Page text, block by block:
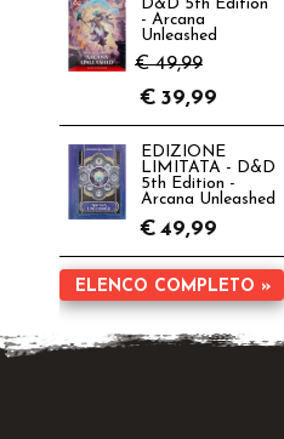
D&D 5th Edition
- Arcana
Unleashed
€ 49,99
€ 39,99
EDIZIONE
LIMITATA - D&D
5th Edition -
Arcana Unleashed
€ 49,99
ELENCO COMPLETO »